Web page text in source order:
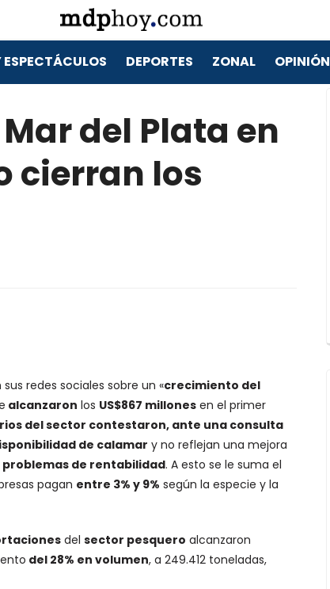
ESPECTÁCULOS DEPORTES ZONAL OPINIÓN
del Plata en
cierran los
sus redes sociales sobre un «crecimiento del
alcanzaron los US$867 millonesen el primer
del sector contestaron, ante una consulta
de calamar y no reflejan una mejora
problemas de rentabilidad. A esto se le suma el
pagan entre 3% y 9% según la especie y la
del sector pesquero alcanzaron
del 28% en volumen, a 249.412 toneladas,